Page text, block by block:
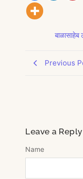
Previous
Leave a Reply
Name